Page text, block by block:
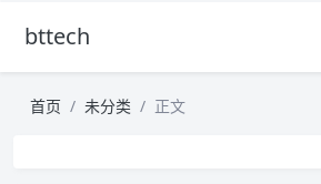
bttech
首页 未分类 正文